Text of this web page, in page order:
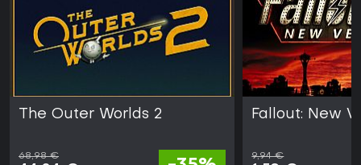
The Outer Worlds 2
68,98 €
Fallout: New
9,94 €